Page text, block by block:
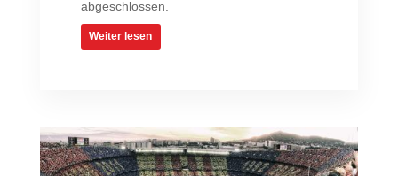
abgeschlossen.
Weiter lesen